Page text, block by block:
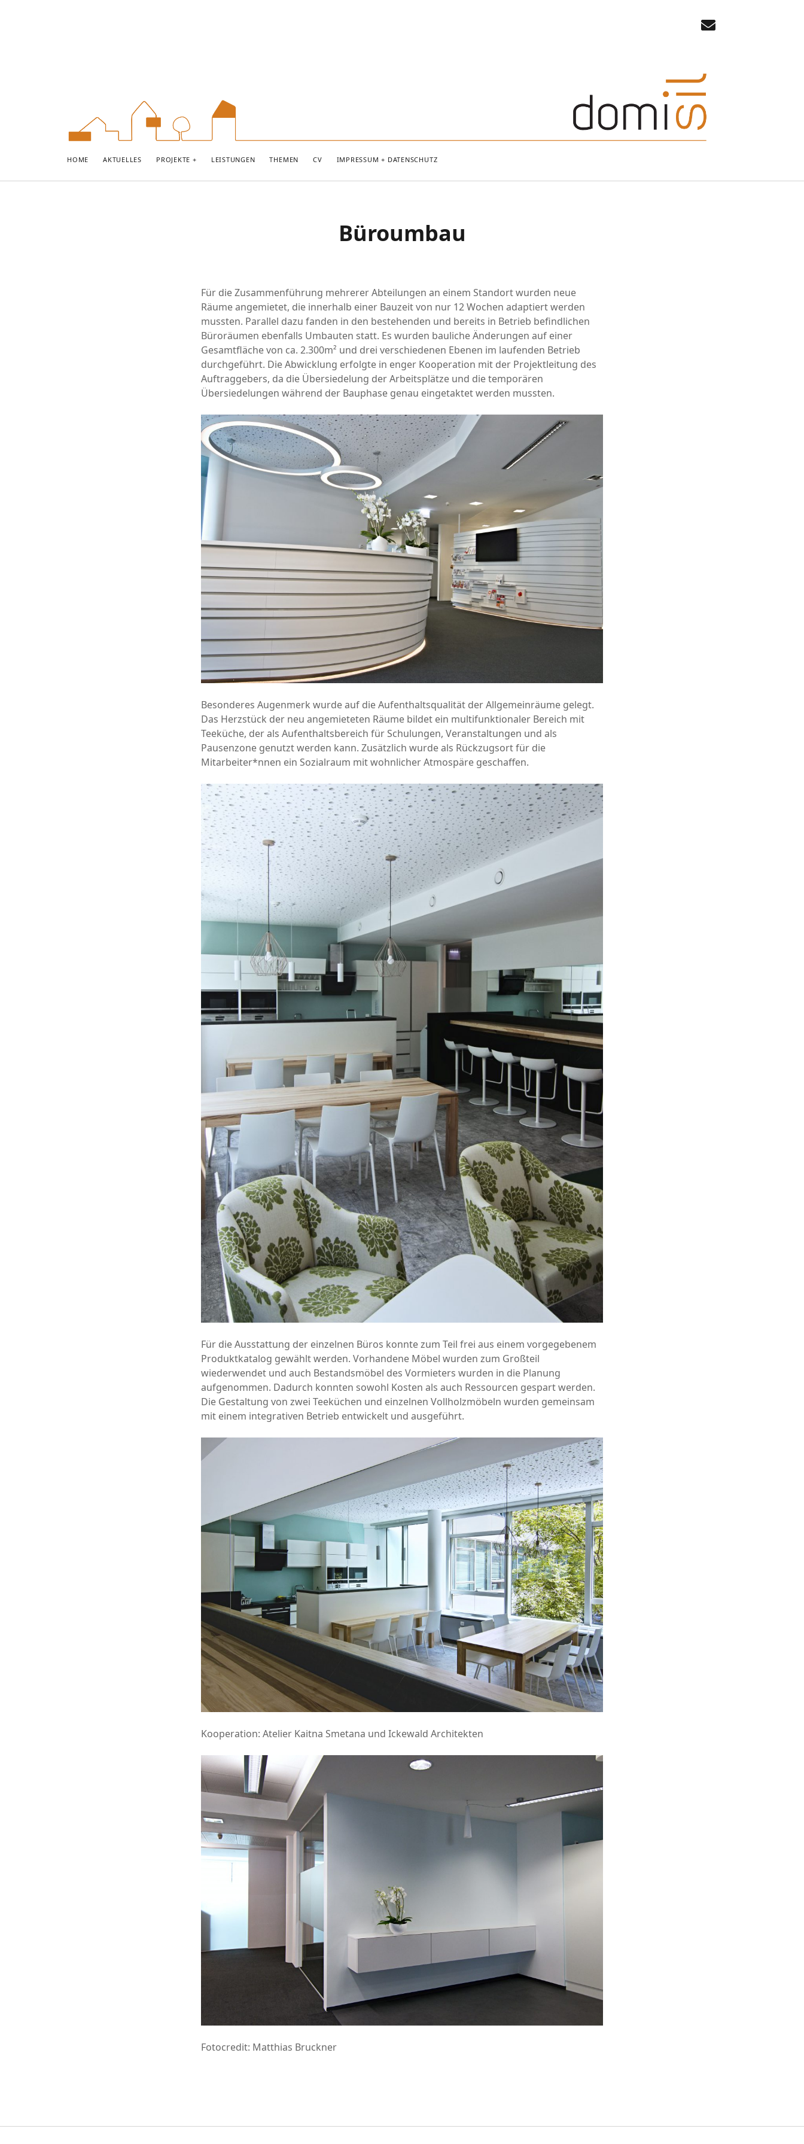
HOME AKTUELLES PROJEKTE LEISTUNGEN THEMEN CV IMPRESSUM + DATENSCHUTZ
email
Büroumbau
Für die Zusammenführung mehrerer Abteilungen an einem Standort wurden neue
Räume angemietet, die innerhalb einer Bauzeit von nur 12 Wochen adaptiert werden
mussten. Parallel dazu fanden in den bestehenden und bereits in Betrieb befindlichen
Büroräumen ebenfalls Umbauten statt. Es wurden bauliche Änderungen auf einer
Gesamtfläche von ca. 2.300m² und drei verschiedenen Ebenen im laufenden Betrieb
durchgeführt. Die Abwicklung erfolgte in enger Kooperation mit der Projektleitung des
Auftraggebers, da die Übersiedelung der Arbeitsplätze und die temporären
Übersiedelungen während der Bauphase genau eingetaktet werden mussten.
Besonderes Augenmerk wurde auf die Aufenthaltsqualität der Allgemeinräume gelegt.
Das Herzstück der neu angemieteten Räume bildet ein multifunktionaler Bereich mit
Teeküche, der als Aufenthaltsbereich für Schulungen, Veranstaltungen und als
Pausenzone genutzt werden kann. Zusätzlich wurde als Rückzugsort für die
Mitarbeiter*nnen ein Sozialraum mit wohnlicher Atmospäre geschaffen.
Für die Ausstattung der einzelnen Büros konnte zum Teil frei aus einem vorgegebenem
Produktkatalog gewählt werden. Vorhandene Möbel wurden zum Großteil
wiederwendet und auch Bestandsmöbel des Vormieters wurden in die Planung
aufgenommen. Dadurch konnten sowohl Kosten als auch Ressourcen gespart werden.
Die Gestaltung von zwei Teeküchen und einzelnen Vollholzmöbeln wurden gemeinsam
mit einem integrativen Betrieb entwickelt und ausgeführt.
Kooperation: Atelier Kaitna Smetana und Ickewald Architekten
Fotocredit: Matthias Bruckner